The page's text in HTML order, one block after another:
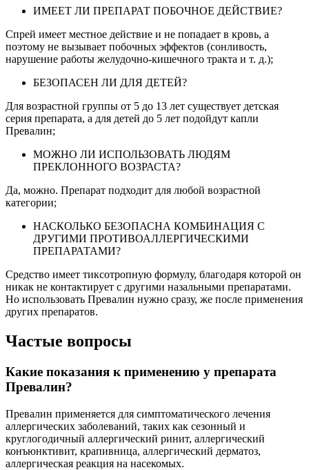
ИМЕЕТ ЛИ ПРЕПАРАТ ПОБОЧНОЕ ДЕЙСТВИЕ?
Спрей имеет местное действие и не попадает в кровь, а
поэтому не вызывает побочных эффектов (сонливость,
нарушение работы желудочно-кишечного тракта и т. д.);
БЕЗОПАСЕН ЛИ ДЛЯ ДЕТЕЙ?
Для возрастной группы от 5 до 13 лет существует детская
серия препарата, а для детей до 5 лет подойдут капли
Превалин;
МОЖНО ЛИ ИСПОЛЬЗОВАТЬ ЛЮДЯМ
ПРЕКЛОННОГО ВОЗРАСТА?
Да, можно. Препарат подходит для любой возрастной
категории;
НАСКОЛЬКО БЕЗОПАСНА КОМБИНАЦИЯ С
ДРУГИМИ ПРОТИВОАЛЛЕРГИЧЕСКИМИ
ПРЕПАРАТАМИ?
Средство имеет тиксотропную формулу, благодаря которой он
никак не контактирует с другими назальными препаратами.
Но использовать Превалин нужно сразу, же после применения
других препаратов.
Частые вопросы
Какие показания к применению у препарата
Превалин?
Превалин применяется для симптоматического лечения
аллергических заболеваний, таких как сезонный и
круглогодичный аллергический ринит, аллергический
конъюнктивит, крапивница, аллергический дерматоз,
аллергическая реакция на насекомых.